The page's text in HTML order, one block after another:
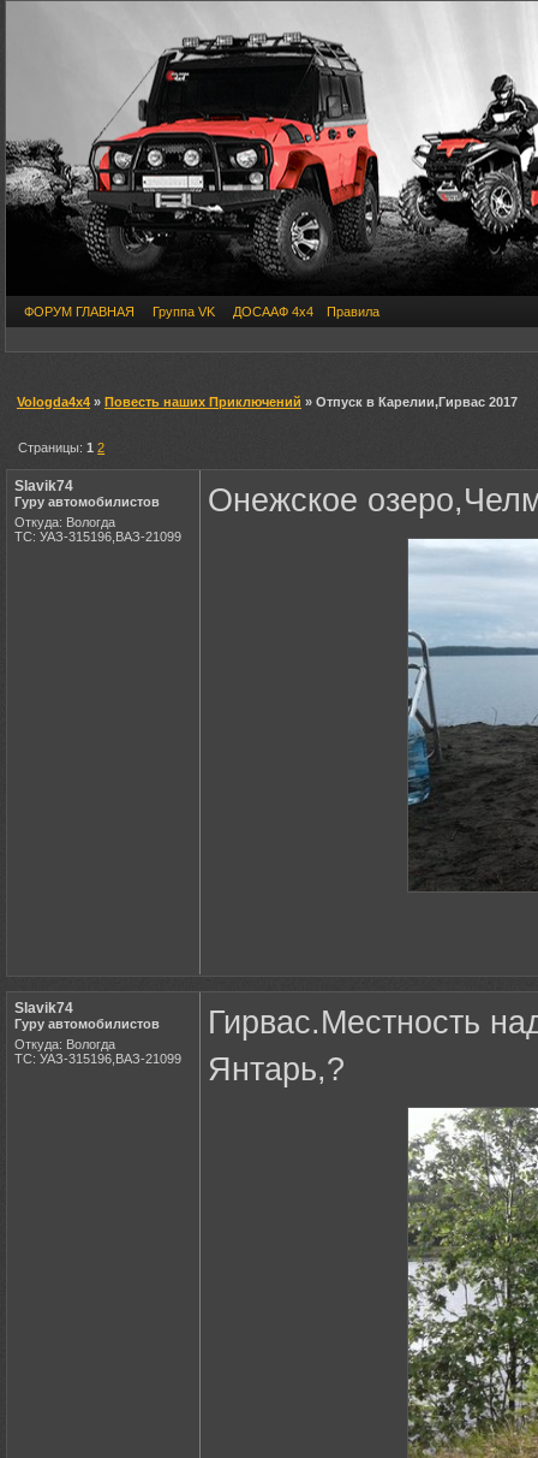
ФОРУМ ГЛАВНАЯ Группа VK ДОСААФ 4х4 Правила
Vologda4x4 » Повесть наших Приключений » Отпуск в Карелии,Гирвас 2017
Страницы:1 2
Slavik74
Гуру автомобилистов
Откуда: Вологда
ТС: УАЗ-315196,ВАЗ-21099
Онежское
Slavik74
Гуру автомобилистов
Откуда: Вологда
ТС: УАЗ-315196,ВАЗ-21099
Гирвас.Местность
Янтарь,?